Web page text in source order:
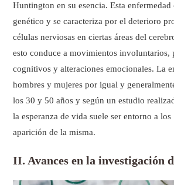
Huntington en su esencia. Esta enfermedad
genético y se caracteriza por el deterioro
células nerviosas en ciertas áreas del
esto conduce a movimientos involuntarios,
cognitivos y alteraciones emocionales. La
hombres y mujeres por igual y
los 30 y 50 años y según un estudio
la esperanza de vida suele ser entorno a
aparición de la misma.
II. Avances en la investigación